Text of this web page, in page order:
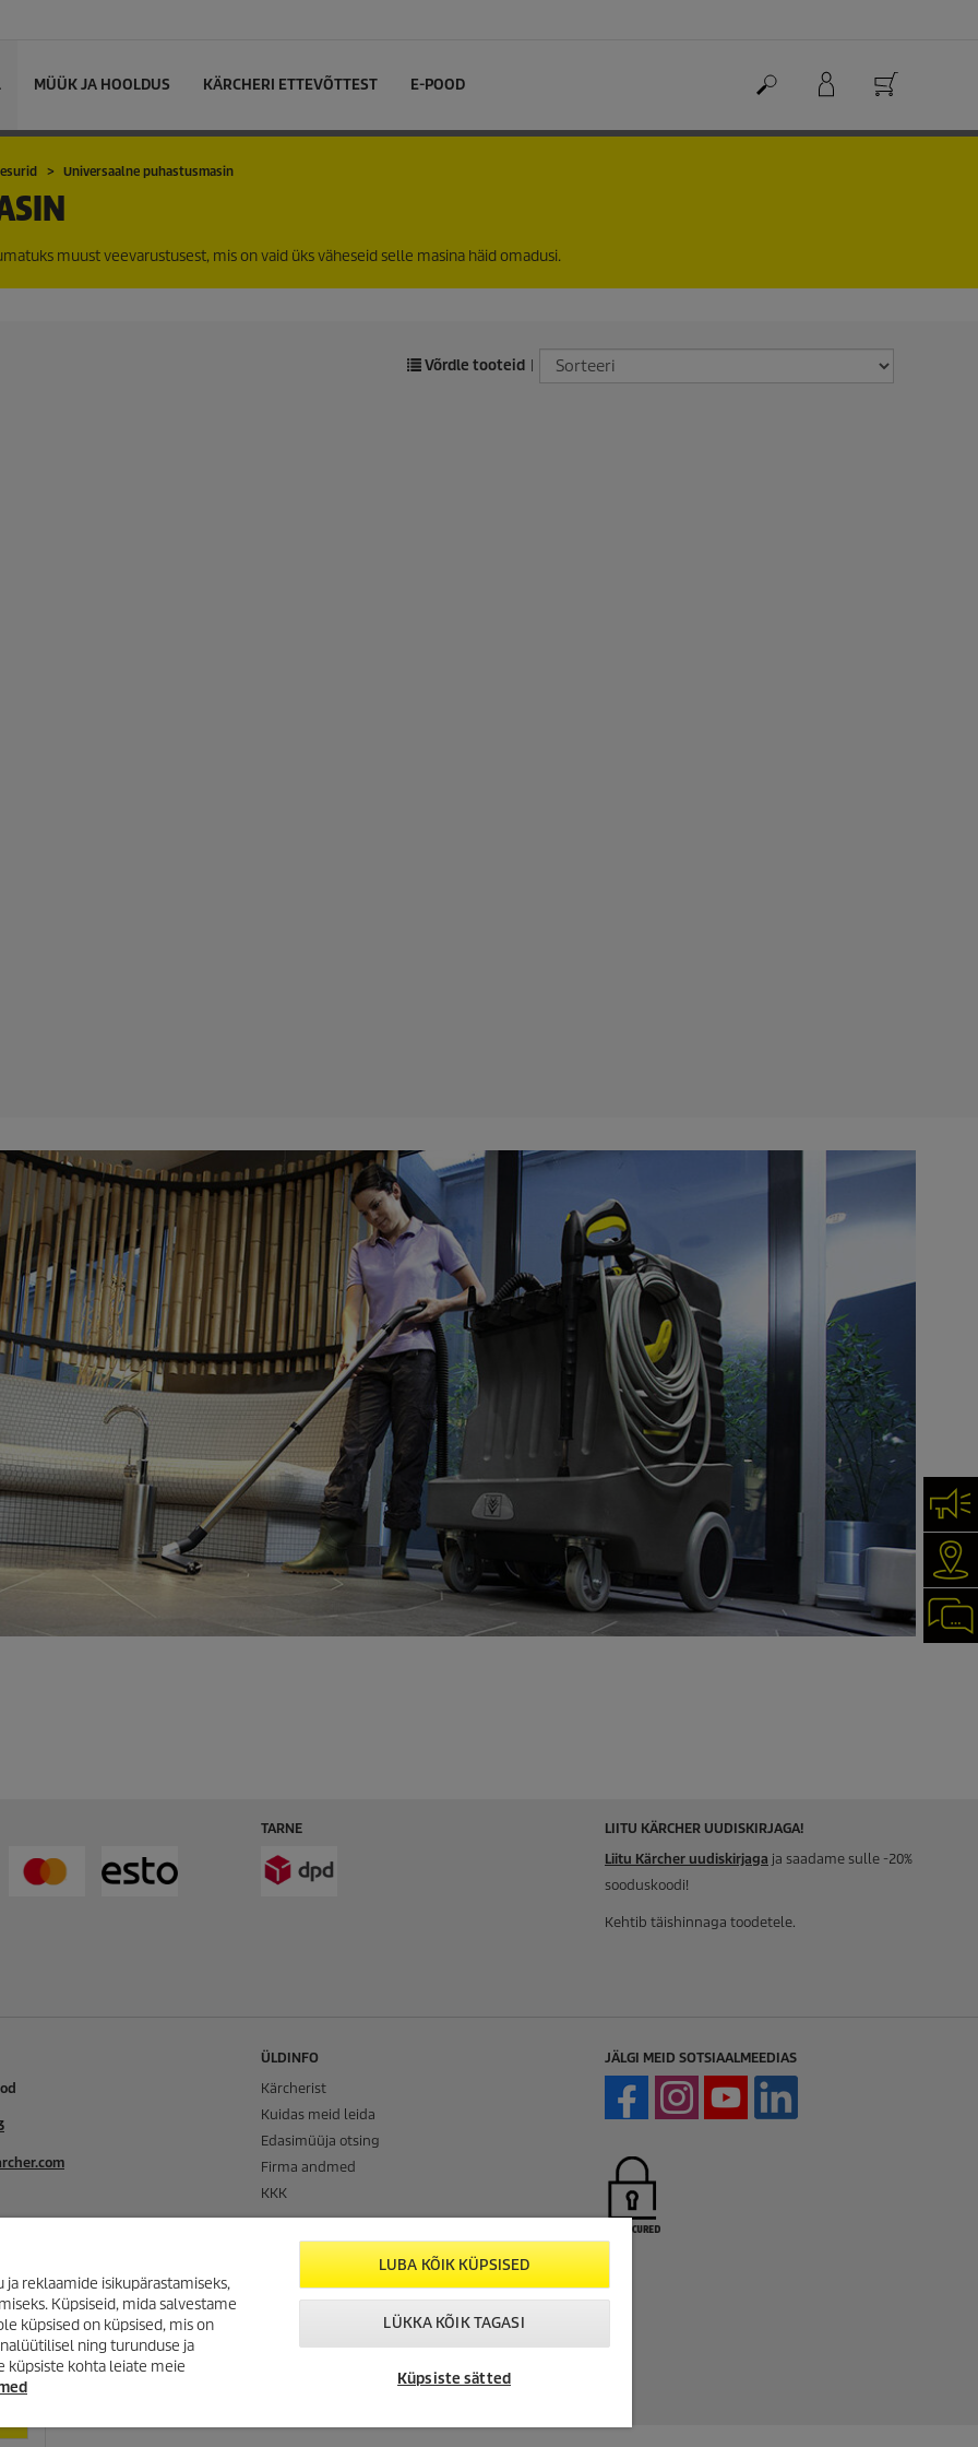
MÜÜK JA HOOLDUS KÄRCHERI ETTEVÕTTEST E-POOD
Universaalne puhastusmasin
muust veevarustusest, mis on vaid üks väheseid selle masina häid omadusi.
Võrdle tooteid |
TARNE
LIITU KÄRCHER UUDISKIRJAGA!
Liitu Kärcher uudiskirjaga ja saadame sulle -20%
sooduskoodi!
Kehtib täishinnaga toodetele.
ÜLDINFO
Kärcherist
Kuidas meid leida
Edasimüüja otsing
Firma andmed
KKK
JÄLGI MEID SOTSIAALMEEDIAS
reklaamide isikupärastamiseks,
Küpsiseid, mida salvestame
küpsised on küpsised, mis on
ning turunduse ja
küpsiste kohta leiate meie
LUBA KÕIK KÜPSISED
LÜKKA KÕIK TAGASI
Küpsiste sätted